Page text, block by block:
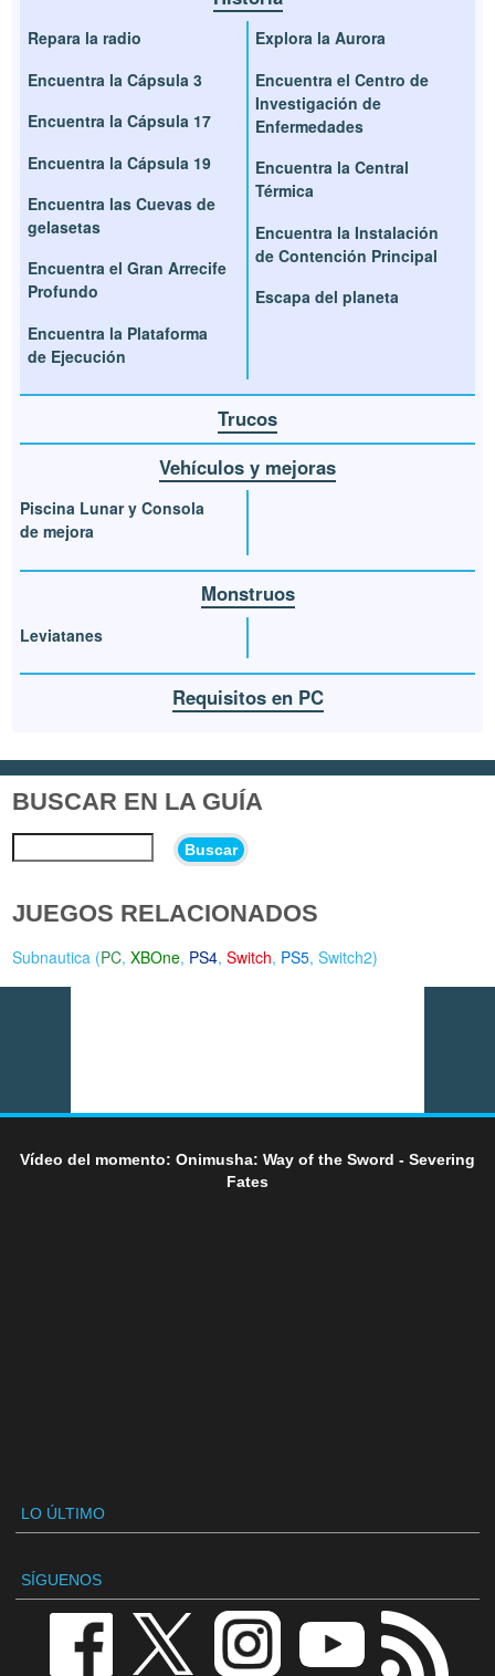
Repara la radio
Encuentra la Cápsula 3
Encuentra la Cápsula 17
Encuentra la Cápsula 19
Encuentra las Cuevas de
gelasetas
Encuentra el Gran Arrecife
Profundo
Encuentra la Plataforma
de Ejecución
Explora la Aurora
Encuentra el Centro de
Investigación de
Enfermedades
Encuentra la Central
Térmica
Encuentra la Instalación
de Contención Principal
Escapa del planeta
Trucos
Vehículos y mejoras
Piscina Lunar y Consola
de mejora
Monstruos
Leviatanes
Requisitos en PC
BUSCAR EN LA GUÍA
Buscar
JUEGOS RELACIONADOS
Subnautica (PC,XBOne, PS4,Switch, PS5,Switch2)
Vídeo del momento: Onimusha: Way of the Sword - Severing
Fates
LO ÚLTIMO
SÍGUENOS